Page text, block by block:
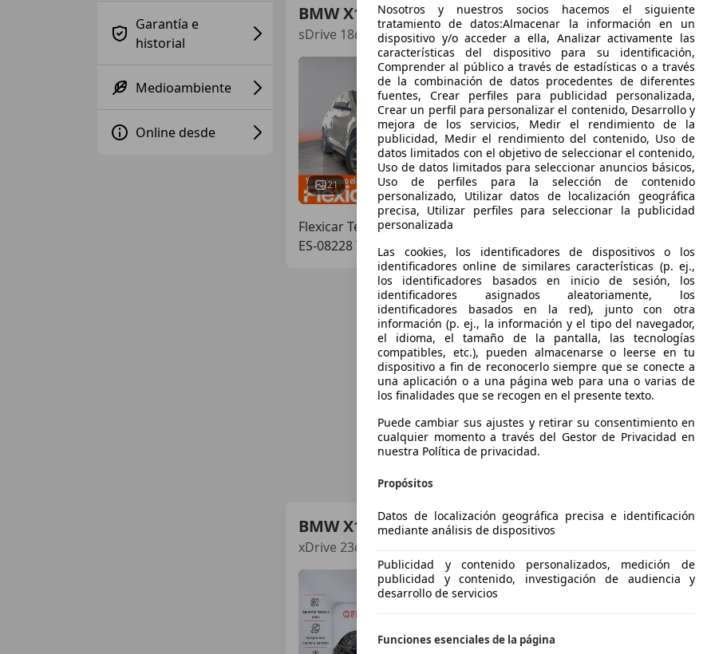
Garantía e
historial
Medioambiente
Online desde
BMW X1
sDrive 18dA Corporate
21
€ 18.490 Súper oferta
10/2021 122.124 km
Flexicar Terrassa - Can Parellada
ES-08228 Terrassa
BMW X1
xDrive 23d
€ 10.990 Súper oferta
Nosotros y nuestros socios hacemos el siguiente
tratamiento de datos:Almacenar la información en un
dispositivo y/o acceder a ella, Analizar activamente las
características del dispositivo para su identificación,
Comprender al público a través de estadísticas o a través
de la combinación de datos procedentes de diferentes
fuentes, Crear perfiles para publicidad personalizada,
Crear un perfil para personalizar el contenido, Desarrollo y
mejora de los servicios, Medir el rendimiento de la
publicidad, Medir el rendimiento del contenido, Uso de
datos limitados con el objetivo de seleccionar el contenido,
Uso de datos limitados para seleccionar anuncios básicos,
Uso de perfiles para la selección de contenido
personalizado, Utilizar datos de localización geográfica
precisa, Utilizar perfiles para seleccionar la publicidad
personalizada
Las cookies, los identificadores de dispositivos o los
identificadores online de similares características (p. ej.,
los identificadores basados en inicio de sesión, los
identificadores asignados aleatoriamente, los
identificadores basados en la red), junto con otra
información (p. ej., la información y el tipo del navegador,
el idioma, el tamaño de la pantalla, las tecnologías
compatibles, etc.), pueden almacenarse o leerse en tu
dispositivo a fin de reconocerlo siempre que se conecte a
una aplicación o a una página web para una o varias de
los finalidades que se recogen en el presente texto.
Puede cambiar sus ajustes y retirar su consentimiento en
cualquier momento a través del Gestor de Privacidad en
nuestra Política de privacidad.
Propósitos
Datos de localización geográfica precisa e identificación
mediante análisis de dispositivos
Publicidad y contenido personalizados, medición de
publicidad y contenido, investigación de audiencia y
desarrollo de servicios
Funciones esenciales de la página